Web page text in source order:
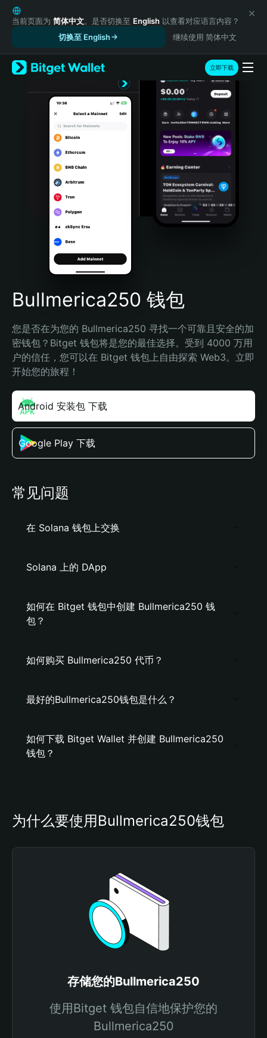
English
日本語
Русский
Español (Latinoamérica)
Türkçe
Português (Portugal)
Bahasa Indonesia
Português (Brasil)
Español (Argentina)
当前页面为 简体中文。是否切换至 English 以查看对应语言内容？
切换至 English
继续使用 简体中文
立即下载
Bullmerica250 钱包
您是否在为您的 Bullmerica250 寻找一个可靠且安全的加
密钱包？Bitget 钱包将是您的最佳选择。受到 4000 万用
户的信任，您可以在 Bitget 钱包上自由探索 Web3。立即
开始您的旅程！
Android 安装包 下载
Google Play 下载
常见问题
在 Solana 钱包上交换
Solana 上的 DApp
如何在 Bitget 钱包中创建 Bullmerica250 钱
包？
如何购买 Bullmerica250 代币？
最好的Bullmerica250钱包是什么？
如何下载 Bitget Wallet 并创建 Bullmerica250
钱包？
为什么要使用Bullmerica250钱包
存储您的Bullmerica250
使用Bitget 钱包自信地保护您的
Bullmerica250